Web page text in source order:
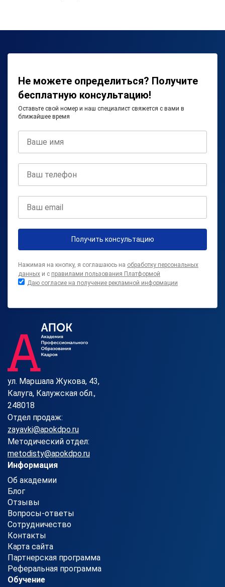
Не можете определиться? Получите
бесплатную консультацию!
Оставьте свой номер и наш специалист свяжется с вами в
ближайшее время
Получить консультацию
Нажимая на кнопку, я соглашаюсь на обработку персональных
данных и с правилами пользования Платформой
Даю согласие на получение рекламной информации
ул. Маршала Жукова, 43,
Калуга, Калужская обл.,
248018
Отдел продаж:
zayavki@apokdpo.ru
Методический отдел:
metodisty@apokdpo.ru
Информация
Об академии
Блог
Отзывы
Вопросы-ответы
Сотрудничество
Контакты
Карта сайта
Партнерская программа
Реферальная программа
Обучение